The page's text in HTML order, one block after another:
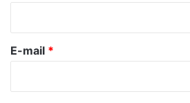
r
e
E-mail *